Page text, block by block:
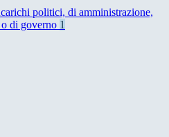
politici, di amministrazione,
di governo 1